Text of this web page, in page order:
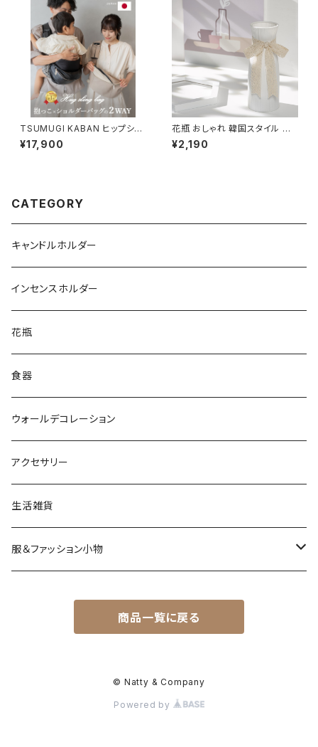
TSUMUGI KABAN ヒップシー
ト ショルダーバッグ 日本製 ヴィ
ーガンレザー セカンド抱っこ紐
むつ収納 1歳 2歳 3歳 ママ パパ
¥17,900
花瓶 おしゃれ 韓国スタイル ホ
ワイト 北欧デザイン リボン付き
NTFV004
¥2,190
CATEGORY
キャンドルホルダー
インセンスホルダー
花瓶
食器
ウォールデコレーション
アクセサリー
生活雑貨
服＆ファッション小物
商品一覧に戻る
© Natty & Company
Powered by